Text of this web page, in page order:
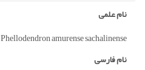
نام علمی
Phellodendron amurense sachalinense
نام فارسی